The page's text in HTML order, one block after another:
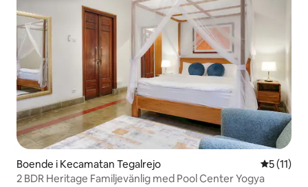
Boende i Kecamatan Tegalrejo 5 av 5 i
5 (11)
2 BDR Heritage Familjevänlig med Pool Center Yogya